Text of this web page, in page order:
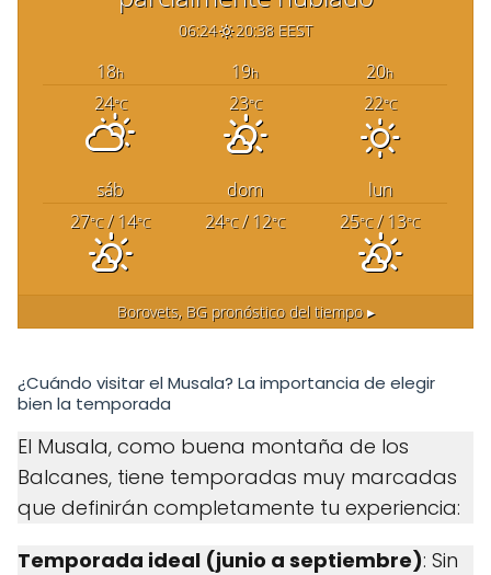
06:24 20:38 EEST
18h 19h 20h
24°C 23°C 22°C
sáb dom
lun
27°C/ 14°C 24°C/ 12°C 25°C/ 13°C
Borovets, BGpronóstico del tiempo ▸
¿Cuándo visitar el Musala? La importancia de elegir
bien la temporada
El Musala, como buena montaña de los
Balcanes, tiene temporadas muy marcadas
que definirán completamente tu experiencia:
Temporada ideal (junio a septiembre): Sin